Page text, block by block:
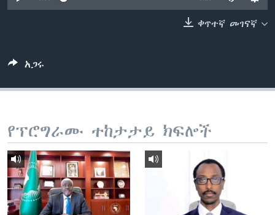
ቀጥተኛ መገናኛ
አጋሩ
የፕሮግራሙ ተከታታይ ክፍሎች